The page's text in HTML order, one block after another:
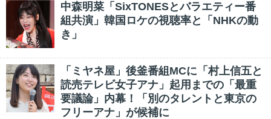
中森明菜「SixTONESとバラエティー番
組共演」韓国ロケの視聴率と「NHKの動
き」
「ミヤネ屋」後釜番組MCに「村上信五と
読売テレビ女子アナ」起用までの「最重
要議論」内幕！「別のタレントと東京の
フリーアナ」が候補に